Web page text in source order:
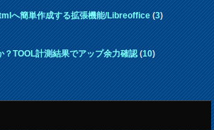
へ簡単作成する拡張機能/Libreoffice(3)
？TOOL計測結果でアップ余力確認(10)